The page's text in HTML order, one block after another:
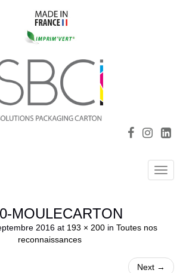
MOULECARTON
2016 at 193 × 200 in Toutes nos
reconnaissances
Next →